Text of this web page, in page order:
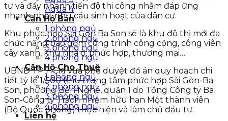
Aqua 4
Căn Hộ Bán
1 phòng ngủ
2 phòng ngủ
3 phòng ngủ
4 phòng ngủ
Căn Hộ Cho Thuê
1 phòng ngủ
2 phòng ngủ
3 phòng ngủ
4 phòng ngủ
Liên hệ
tư và đẩy nhanh tiến độ thi công nhằm đáp ững
nhanh nhất nhu cầu sinh hoạt của dân cư.
Khu phức hợp Sài Gòn Ba Son sẽ là khu đô thị mới đa
chức năng bao gồm công trình công cộng, công viên
cây xanh, khu nhà ở, phức hợp, thương mại…
UBND TP HCM vừa phê duyệt đồ án quy hoạch chi
tiết tỷ lệ 1/500 Khu trung tâm phức hợp Sài Gòn-Ba
Son, phường Bến Nghé, quận 1 do Tổng Công ty Ba
Son-Công ty Trách nhiệm hữu hạn Một thành viên
(Bộ Quốc phòng) thực hiện và làm chủ đầu tư.